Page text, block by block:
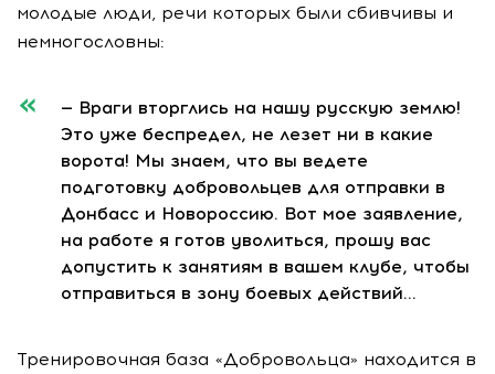
молодые люди, речи которых были сбивчивы и
немногословны:
— Враги вторглись на нашу русскую землю!
Это уже беспредел, не лезет ни в какие
ворота! Мы знаем, что вы ведете
подготовку добровольцев для отправки в
Донбасс и Новороссию. Вот мое заявление,
на работе я готов уволиться, прошу вас
допустить к занятиям в вашем клубе, чтобы
отправиться в зону боевых действий…
Тренировочная база «Добровольца» находится в